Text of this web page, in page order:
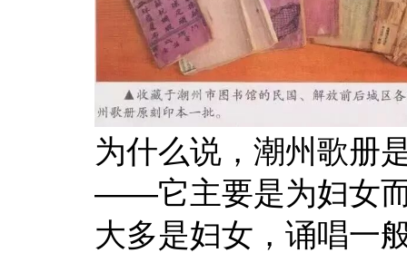
为什么说，潮州歌册
——它主要是为妇女
大多是妇女，诵唱一